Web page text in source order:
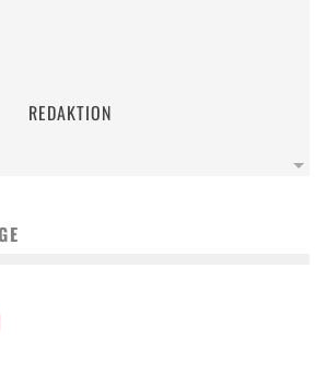
Bocholt
Theater Duisburg
REDAKTION